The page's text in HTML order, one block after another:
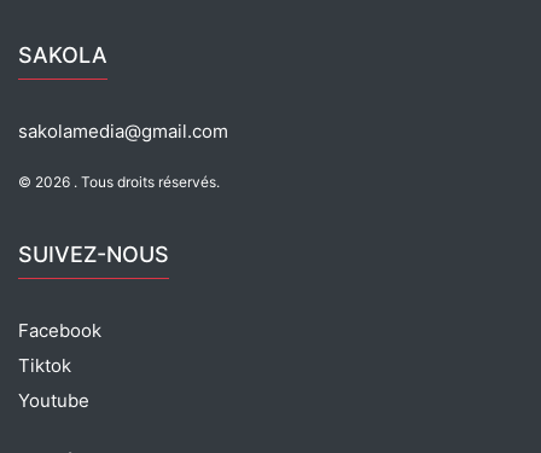
b
o
o p
SAKOLA
sakolamedia@gmail.com
© 2026 . Tous droits réservés.
SUIVEZ-NOUS
Facebook
Tiktok
Youtube